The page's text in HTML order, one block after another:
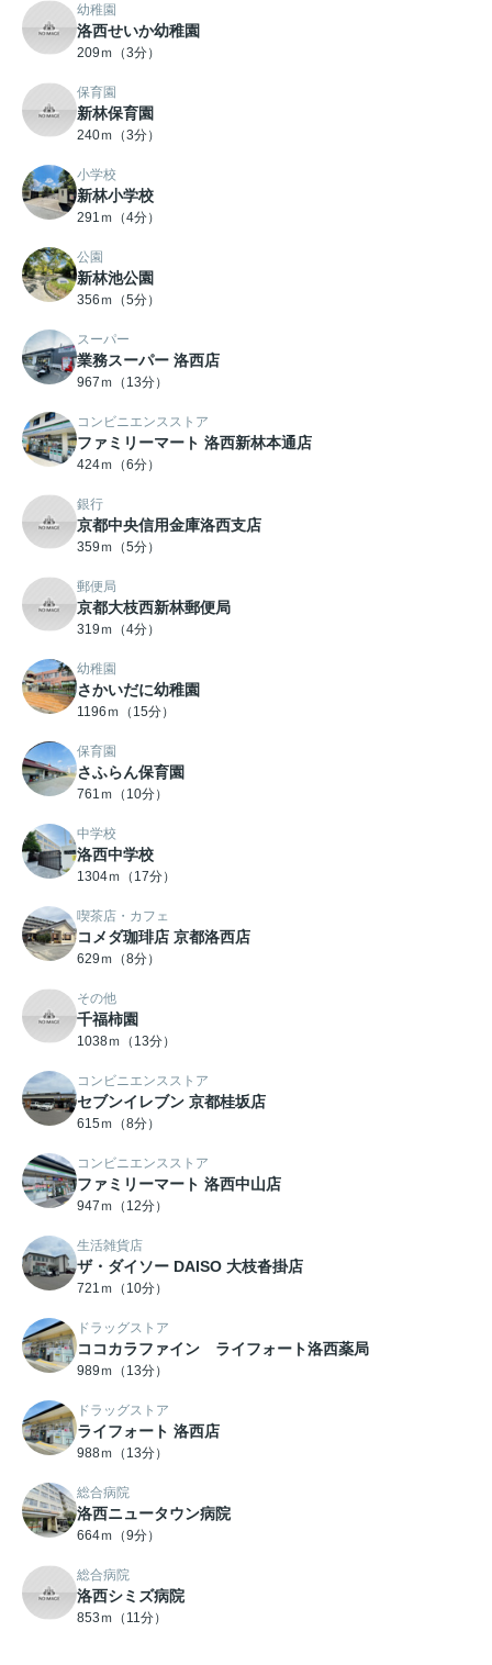
幼稚園
洛西せいか幼稚園
209ｍ（3分）
保育園
新林保育園
240ｍ（3分）
小学校
新林小学校
291ｍ（4分）
公園
新林池公園
356ｍ（5分）
スーパー
業務スーパー 洛西店
967ｍ（13分）
コンビニエンスストア
ファミリーマート 洛西新林本通店
424ｍ（6分）
銀行
京都中央信用金庫洛西支店
359ｍ（5分）
郵便局
京都大枝西新林郵便局
319ｍ（4分）
幼稚園
さかいだに幼稚園
1196ｍ（15分）
保育園
さふらん保育園
761ｍ（10分）
中学校
洛西中学校
1304ｍ（17分）
喫茶店・カフェ
コメダ珈琲店 京都洛西店
629ｍ（8分）
その他
千福柿園
1038ｍ（13分）
コンビニエンスストア
セブンイレブン 京都桂坂店
615ｍ（8分）
コンビニエンスストア
ファミリーマート 洛西中山店
947ｍ（12分）
生活雑貨店
ザ・ダイソー DAISO 大枝沓掛店
721ｍ（10分）
ドラッグストア
ココカラファイン ライフォート洛西薬局
989ｍ（13分）
ドラッグストア
ライフォート 洛西店
988ｍ（13分）
総合病院
洛西ニュータウン病院
664ｍ（9分）
総合病院
洛西シミズ病院
853ｍ（11分）